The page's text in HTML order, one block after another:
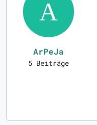
ArPeJa
5 Beiträge